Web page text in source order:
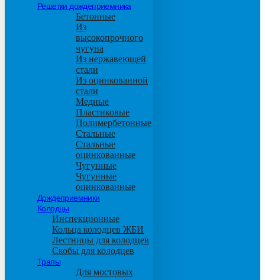
Решетки дождеприемника
Бетонные
Из
высокопрочного
чугуна
Из нержавеющей
стали
Из оцинкованной
стали
Медные
Пластиковые
Полимербетонные
Стальные
Стальные
оцинкованные
Чугунные
Чугунные
оцинкованные
Дождеприемники
Колодцы
Инспекционные
Кольца колодцев ЖБИ
Лестницы для колодцев
Скобы для колодцев
Трапы
Для мостовых